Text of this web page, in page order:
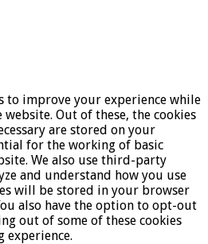
to improve your experience while
Out of these, the cookies
are stored on your
for the working of basic
We also use third-party
and understand how you use
will be stored in your browser
also have the option to opt-out
out of some of these cookies
experience.